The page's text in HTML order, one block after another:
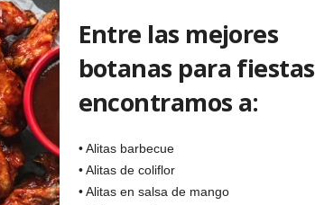
Entre las mejores
botanas para fiestas
encontramos a:
• Alitas barbecue
• Alitas de coliflor
• Alitas en salsa de mango